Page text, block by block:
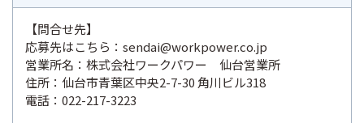
【問合せ先】
応募先はこちら：sendai@workpower.co.jp
営業所名：株式会社ワークパワー 仙台営業所
住所：仙台市青葉区中央2-7-30 角川ビル318
電話：022-217-3223